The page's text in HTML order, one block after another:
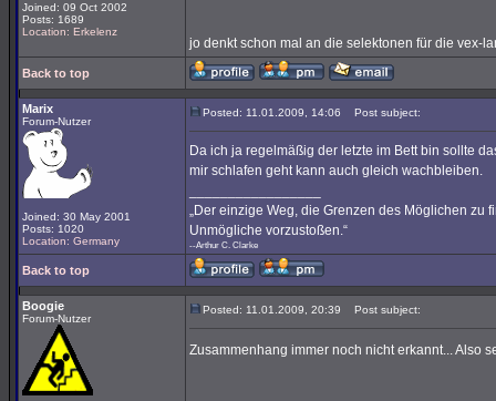
Joined: 09 Oct 2002
Posts: 1689
Location: Erkelenz
jo denkt schon mal an die selektonen für die vex-
Back to top
Marix
Forum-Nutzer
Joined: 30 May 2001
Posts: 1020
Location: Germany
Posted: 11.01.2009, 14:06 Post subject:
Da ich ja regelmäßig der letzte im Bett bin sollte
mir schlafen geht kann auch gleich wachbleiben.
„Der einzige Weg, die Grenzen des Möglichen
Unmögliche vorzustoßen.“
--Arthur C. Clarke
Back to top
Boogie
Forum-Nutzer
Posted: 11.01.2009, 20:39 Post subject:
Zusammenhang immer noch nicht erkannt... Also